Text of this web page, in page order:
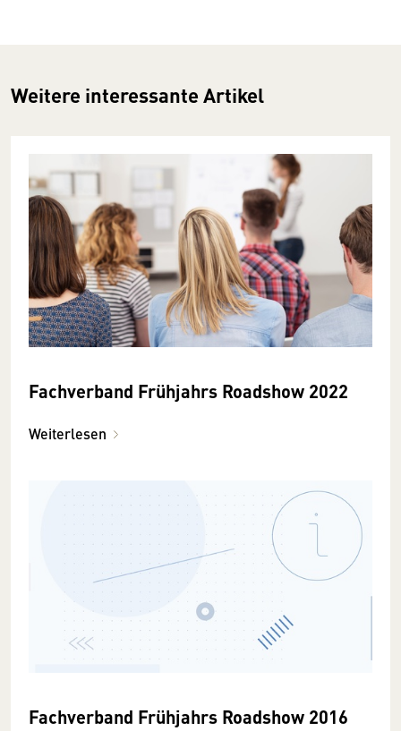
Weitere interessante Artikel
Fachverband Frühjahrs Roadshow 2022
Weiterlesen
Fachverband Frühjahrs Roadshow 2016